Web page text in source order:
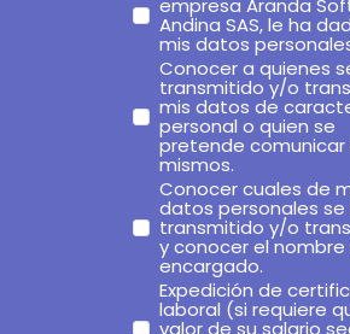
Andina SAS, le ha
mis datos
Conocer a quienes
transmitido y/o
mis datos de
personal o quien se
pretende comunicar
mismos.
Conocer cuales de
datos personales se
transmitido y/o
y conocer el nombre
encargado.
Expedición de
laboral (si requiere
valor de su salario